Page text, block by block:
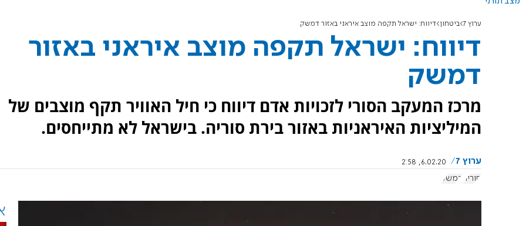
ערוץ 7 ביטחון דיווח: ישראל תקפה מוצב איראני באזור דמשק
דיווח: ישראל תקפה מוצב איראני באזור
דמשק
מרכז המעקב הסורי לזכויות אדם דיווח כי חיל האוויר תקף מוצבים של
המיליציות האיראניות באזור בירת סוריה. בישראל לא מתייחסים.
ערוץ 7
6.02.20, 2:58
סוריה
דמשק